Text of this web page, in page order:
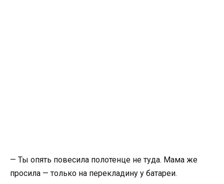
— Ты опять повесила полотенце не туда. Мама же
просила — только на перекладину у батареи.